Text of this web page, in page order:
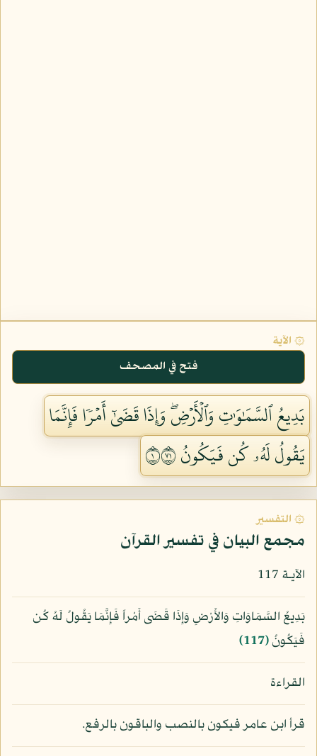
۞ الآية
فتح في المصحف
بَدِيعُ ٱلسَّمَٰوَٰتِ وَٱلۡأَرۡضِۖ وَإِذَا قَضَىٰٓ أَمۡرٗا فَإِنَّمَا
يَقُولُ لَهُۥ كُن فَيَكُونُ ١١٧
۞ التفسير
مجمع البيان في تفسير القرآن
الآيـة 117
بَدِيعُ السَّمَاوَاتِ وَالأَرْضِ وَإِذَا قَضَى أَمْراً فَإِنَّمَا يَقُولُ لَهُ كُن
فَيَكُونُ﴿117﴾
القراءة
قرأ ابن عامر فيكون بالنصب والباقون بالرفع.